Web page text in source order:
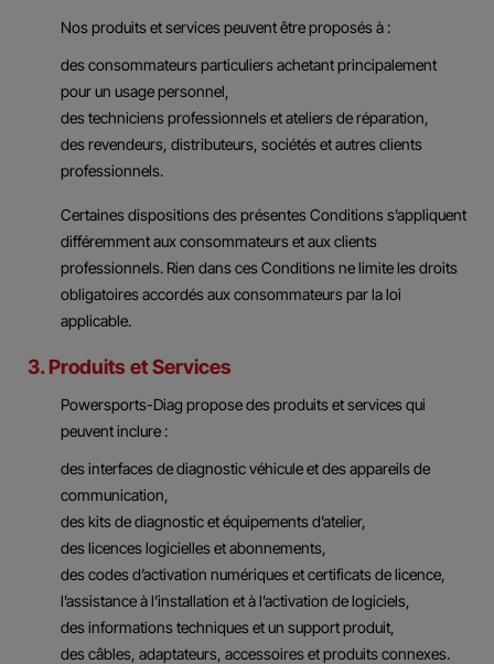
Nos produits et services peuvent être proposés à :
des consommateurs particuliers achetant principalement
pour un usage personnel,
des techniciens professionnels et ateliers de réparation,
des revendeurs, distributeurs, sociétés et autres clients
professionnels.
Certaines dispositions des présentes Conditions s’appliquent
différemment aux consommateurs et aux clients
professionnels. Rien dans ces Conditions ne limite les droits
obligatoires accordés aux consommateurs par la loi
applicable.
3. Produits et Services
Powersports-Diag propose des produits et services qui
peuvent inclure :
des interfaces de diagnostic véhicule et des appareils de
communication,
des kits de diagnostic et équipements d’atelier,
des licences logicielles et abonnements,
des codes d’activation numériques et certificats de licence,
l’assistance à l’installation et à l’activation de logiciels,
des informations techniques et un support produit,
des câbles, adaptateurs, accessoires et produits connexes.